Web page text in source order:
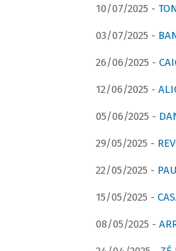
10/07/2025 -
03/07/2025 -
26/06/2025 -
12/06/2025 -
05/06/2025 -
29/05/2025 -
22/05/2025 -
15/05/2025 -
08/05/2025 -